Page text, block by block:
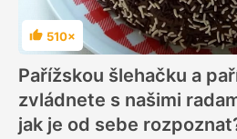
Hodnocení
510×
Pařížskou šlehačku a
zvládnete s našimi
jak je od sebe